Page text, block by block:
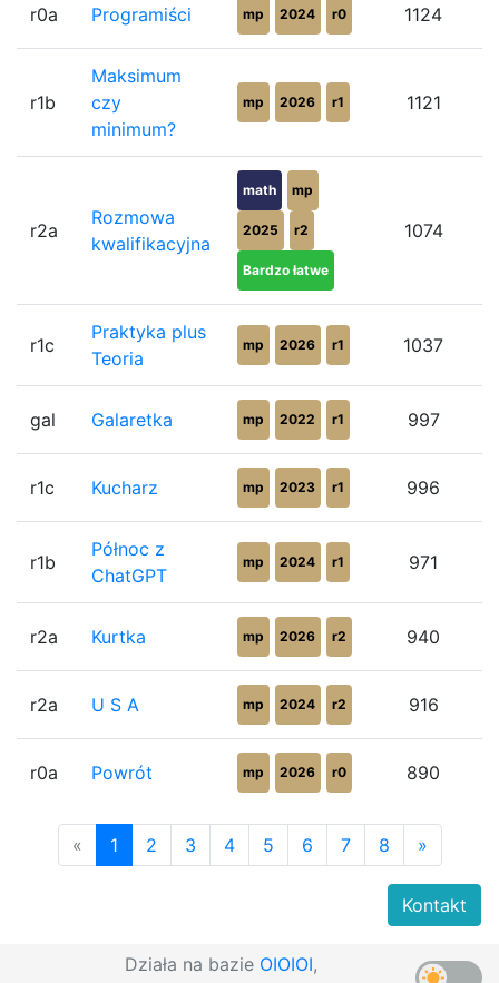
r0a Programiści mp 2024 r0 1124
r1b
Maksimum
czy
minimum?
mp 2026 r1 1121
r2a
Rozmowa
kwalifikacyjna
math mp
2025 r2
Bardzo łatwe
1074
r1c
Praktyka plus
Teoria
mp 2026 r1 1037
gal Galaretka mp 2022 r1 997
r1c Kucharz mp 2023 r1 996
r1b
Północ z
ChatGPT
mp 2024 r1 971
r2a Kurtka mp 2026 r2 940
r2a U S A mp 2024 r2 916
r0a Powrót mp 2026 r0 890
« 1 2 3 4 5 6 7 8 »
Działa na bazie OIOIOI,
Kontakt